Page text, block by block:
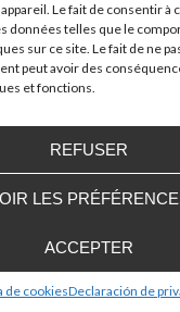
Le fait de consentir à
données telles que le
sur ce site. Le fait de ne
peut avoir des
et fonctions.
ACCEPTER
REFUSER
LES
de cookiesDeclaración de
emplacement
13 al 16 de Octubre Enier